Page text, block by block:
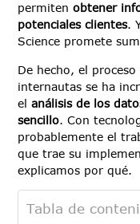
permitenobtener
potenciales clientes.
Science promete
De hecho, el
internautas se ha
elanálisis de los
sencillo. Con
probablemente el
que trae su
explicamos por qué.
Tabla de